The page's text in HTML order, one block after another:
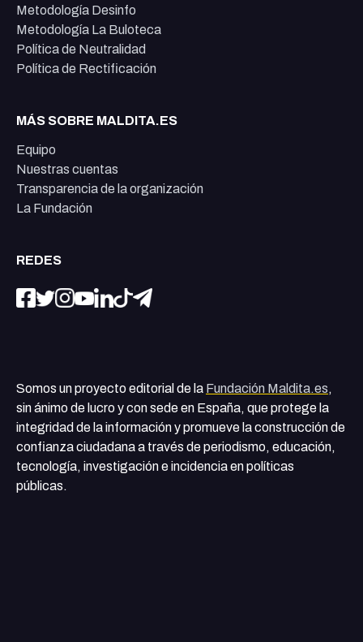
Metodología Desinfo
Metodología La Buloteca
Política de Neutralidad
Política de Rectificación
MÁS SOBRE MALDITA.ES
Equipo
Nuestras cuentas
Transparencia de la organización
La Fundación
REDES
Somos un proyecto editorial de la Fundación Maldita.es,
sin ánimo de lucro y con sede en España, que protege la
integridad de la información y promueve la construcción de
confianza ciudadana a través de periodismo, educación,
tecnología, investigación e incidencia en políticas
públicas.